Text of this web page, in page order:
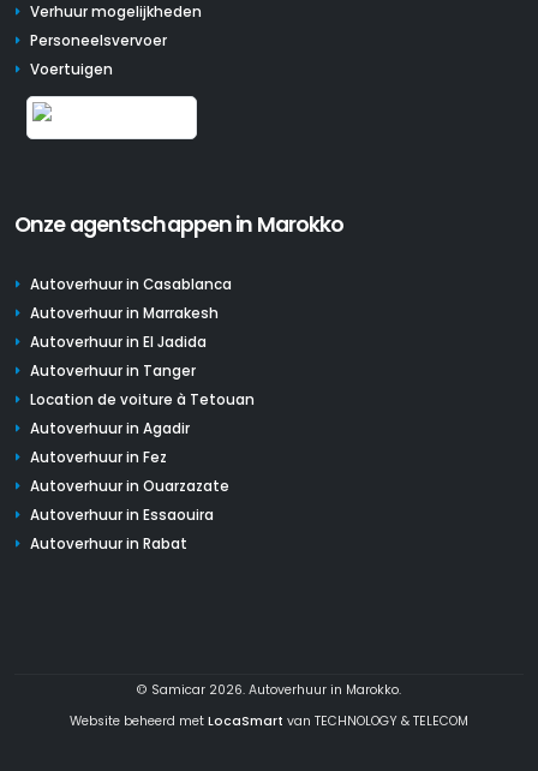
Verhuur mogelijkheden
Personeelsvervoer
Voertuigen
Onze agentschappen in Marokko
Autoverhuur in Casablanca
Autoverhuur in Marrakesh
Autoverhuur in El Jadida
Autoverhuur in Tanger
Location de voiture à Tetouan
Autoverhuur in Agadir
Autoverhuur in Fez
Autoverhuur in Ouarzazate
Autoverhuur in Essaouira
Autoverhuur in Rabat
© Samicar 2026. Autoverhuur in Marokko.
Website beheerd met LocaSmart van TECHNOLOGY & TELECOM